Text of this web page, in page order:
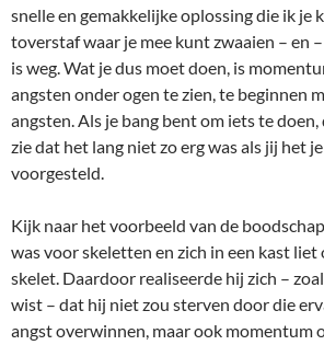
snelle en gemakkelijke oplossing die ik je
toverstaf waar je mee kunt zwaaien – en
is weg. Wat je dus moet doen, is
angsten onder ogen te zien, te beginnen
angsten. Als je bang bent om iets te
zie dat het lang niet zo erg was als jij het
voorgesteld.
Kijk naar het voorbeeld van de
was voor skeletten en zich in een kast
skelet. Daardoor realiseerde hij zich –
wist – dat hij niet zou sterven door die
angst overwinnen, maar ook momentum